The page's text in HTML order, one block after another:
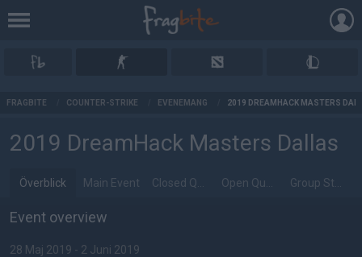
FRAGBITE COUNTER-STRIKE EVENEMANG 2019 DREAMHACK MASTERS
2019 DreamHack Masters Dallas
Överblick Main Event
Event overview
28 Maj 2019 - 2 Juni 2019